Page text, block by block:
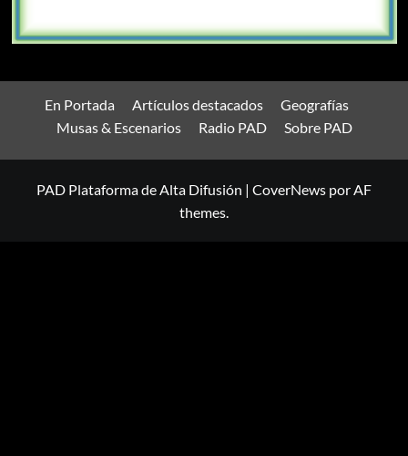
En Portada Artículos destacados
Geografías
Musas & Escenarios
Radio PAD Sobre PAD
PAD Plataforma de Alta Difusión | CoverNews por AF
themes.